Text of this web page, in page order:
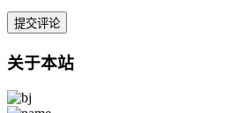
关于本站